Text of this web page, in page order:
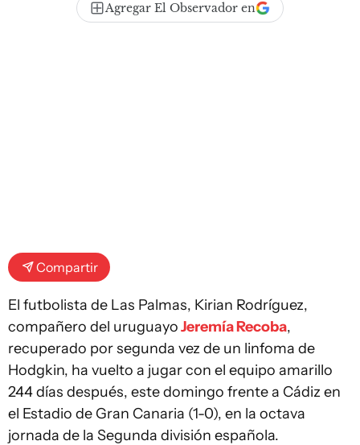
Agregar El Observador en
Compartir
El futbolista de Las Palmas, Kirian Rodríguez,
compañero del uruguayoJeremía Recoba,
recuperado por segunda vez de un linfoma de
Hodgkin, ha vuelto a jugar con el equipo amarillo
244 días después, este domingo frente a Cádiz en
el Estadio de Gran Canaria (1-0), en la octava
jornada de la Segunda división española.